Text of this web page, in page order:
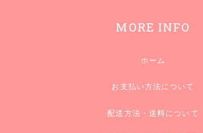
MORE INFO
ホーム
お支払い方法について
配送方法・送料について